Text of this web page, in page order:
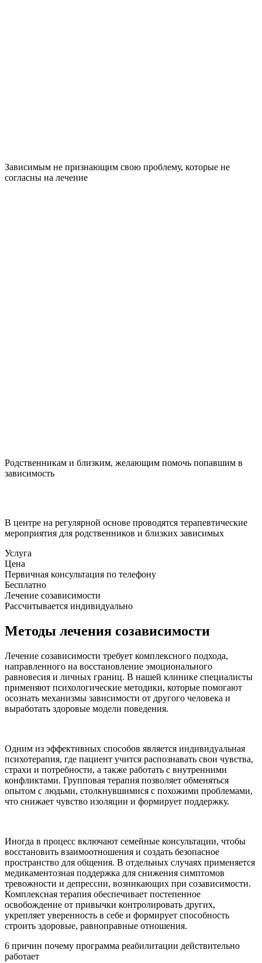
Зависимым не признающим свою проблему, которые не
согласны на лечение
Родственникам и близким, желающим помочь попавшим в
зависимость
В центре на регулярной основе проводятся терапевтические
мероприятия для родственников и близких зависимых
Услуга
Цена
Первичная консультация по телефону
Бесплатно
Лечение созависимости
Рассчитывается индивидуально
Методы лечения созависимости
Лечение созависимости требует комплексного подхода,
направленного на восстановление эмоционального
равновесия и личных границ. В нашей клинике специалисты
применяют психологические методики, которые помогают
осознать механизмы зависимости от другого человека и
выработать здоровые модели поведения.
Одним из эффективных способов является индивидуальная
психотерапия, где пациент учится распознавать свои чувства,
страхи и потребности, а также работать с внутренними
конфликтами. Групповая терапия позволяет обменяться
опытом с людьми, столкнувшимися с похожими проблемами,
что снижает чувство изоляции и формирует поддержку.
Иногда в процесс включают семейные консультации, чтобы
восстановить взаимоотношения и создать безопасное
пространство для общения. В отдельных случаях применяется
медикаментозная поддержка для снижения симптомов
тревожности и депрессии, возникающих при созависимости.
Комплексная терапия обеспечивает постепенное
освобождение от привычки контролировать других,
укрепляет уверенность в себе и формирует способность
строить здоровые, равноправные отношения.
6 причин почему программа реабилитации действительно
работает